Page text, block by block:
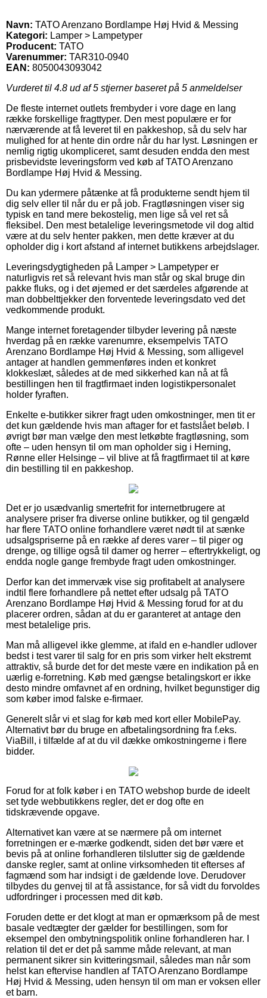
Navn: TATO Arenzano Bordlampe Høj Hvid & Messing
Kategori: Lamper > Lampetyper
Producent: TATO
Varenummer: TAR310-0940
EAN: 8050043093042
Vurderet til 4.8 ud af 5 stjerner baseret på 5 anmeldelser
De fleste internet outlets frembyder i vore dage en lang
række forskellige fragttyper. Den mest populære er for
nærværende at få leveret til en pakkeshop, så du selv har
mulighed for at hente din ordre når du har lyst. Løsningen er
nemlig rigtig ukompliceret, samt desuden endda den mest
prisbevidste leveringsform ved køb af TATO Arenzano
Bordlampe Høj Hvid & Messing.
Du kan ydermere påtænke at få produkterne sendt hjem til
dig selv eller til når du er på job. Fragtløsningen viser sig
typisk en tand mere bekostelig, men lige så vel ret så
fleksibel. Den mest betalelige leveringsmetode vil dog altid
være at du selv henter pakken, men dette kræver at du
opholder dig i kort afstand af internet butikkens arbejdslager.
Leveringsdygtigheden på Lamper > Lampetyper er
naturligvis ret så relevant hvis man står og skal bruge din
pakke fluks, og i det øjemed er det særdeles afgørende at
man dobbelttjekker den forventede leveringsdato ved det
vedkommende produkt.
Mange internet foretagender tilbyder levering på næste
hverdag på en række varenumre, eksempelvis TATO
Arenzano Bordlampe Høj Hvid & Messing, som alligevel
antager at handlen gemmenføres inden et konkret
klokkeslæt, således at de med sikkerhed kan nå at få
bestillingen hen til fragtfirmaet inden logistikpersonalet
holder fyraften.
Enkelte e-butikker sikrer fragt uden omkostninger, men tit er
det kun gældende hvis man aftager for et fastslået beløb. I
øvrigt bør man vælge den mest letkøbte fragtløsning, som
ofte – uden hensyn til om man opholder sig i Herning,
Rønne eller Helsinge – vil blive at få fragtfirmaet til at køre
din bestilling til en pakkeshop.
Det er jo usædvanlig smertefrit for internetbrugere at
analysere priser fra diverse online butikker, og til gengæld
har flere TATO online forhandlere været nødt til at sænke
udsalgspriserne på en række af deres varer – til piger og
drenge, og tillige også til damer og herrer – eftertrykkeligt, og
endda nogle gange frembyde fragt uden omkostninger.
Derfor kan det immervæk vise sig profitabelt at analysere
indtil flere forhandlere på nettet efter udsalg på TATO
Arenzano Bordlampe Høj Hvid & Messing forud for at du
placerer ordren, sådan at du er garanteret at antage den
mest betalelige pris.
Man må alligevel ikke glemme, at ifald en e-handler udlover
bedst i test varer til salg for en pris som virker helt ekstremt
attraktiv, så burde det for det meste være en indikation på en
uærlig e-forretning. Køb med gængse betalingskort er ikke
desto mindre omfavnet af en ordning, hvilket begunstiger dig
som køber imod falske e-firmaer.
Generelt slår vi et slag for køb med kort eller MobilePay.
Alternativt bør du bruge en afbetalingsordning fra f.eks.
ViaBill, i tilfælde af at du vil dække omkostningerne i flere
bidder.
Forud for at folk køber i en TATO webshop burde de ideelt
set tyde webbutikkens regler, det er dog ofte en
tidskrævende opgave.
Alternativet kan være at se nærmere på om internet
forretningen er e-mærke godkendt, siden det bør være et
bevis på at online forhandleren tilslutter sig de gældende
danske regler, samt at online virksomheden tit efterses af
fagmænd som har indsigt i de gældende love. Derudover
tilbydes du genvej til at få assistance, for så vidt du forvoldes
udfordringer i processen med dit køb.
Foruden dette er det klogt at man er opmærksom på de mest
basale vedtægter der gælder for bestillingen, som for
eksempel den ombytningspolitik online forhandleren har. I
relation til det er det på samme måde relevant, at man
permanent sikrer sin kvitteringsmail, således man når som
helst kan eftervise handlen af TATO Arenzano Bordlampe
Høj Hvid & Messing, uden hensyn til om man er voksen eller
et barn.